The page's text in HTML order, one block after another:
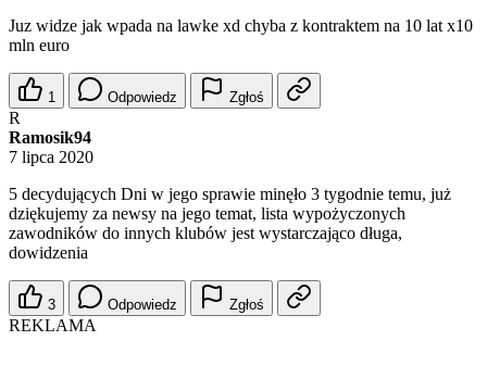
Juz widze jak wpada na lawke xd chyba z kontraktem na 10 lat x10
mln euro
1 Odpowiedz Zgłoś
R
Ramosik94
7 lipca 2020
5 decydujących Dni w jego sprawie minęło 3 tygodnie temu, już
dziękujemy za newsy na jego temat, lista wypożyczonych
zawodników do innych klubów jest wystarczająco długa,
dowidzenia
3 Odpowiedz Zgłoś
REKLAMA